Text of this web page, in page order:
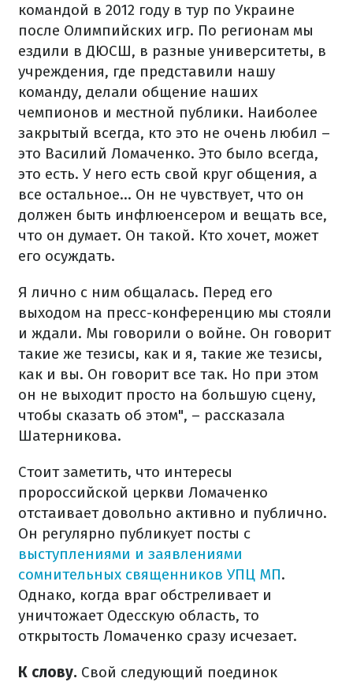
командой в 2012 году в тур по Украине
после Олимпийских игр. По регионам мы
ездили в ДЮСШ, в разные университеты, в
учреждения, где представили нашу
команду, делали общение наших
чемпионов и местной публики. Наиболее
закрытый всегда, кто это не очень любил –
это Василий Ломаченко. Это было всегда,
это есть. У него есть свой круг общения, а
все остальное... Он не чувствует, что он
должен быть инфлюенсером и вещать все,
что он думает. Он такой. Кто хочет, может
его осуждать.
Я лично с ним общалась. Перед его
выходом на пресс-конференцию мы стояли
и ждали. Мы говорили о войне. Он говорит
такие же тезисы, как и я, такие же тезисы,
как и вы. Он говорит все так. Но при этом
он не выходит просто на большую сцену,
чтобы сказать об этом", – рассказала
Шатерникова.
Стоит заметить, что интересы
пророссийской церкви Ломаченко
отстаивает довольно активно и публично.
Он регулярно публикует посты с
выступлениями и заявлениями
сомнительных священников УПЦ МП.
Однако, когда враг обстреливает и
уничтожает Одесскую область, то
открытость Ломаченко сразу исчезает.
К слову. Свой следующий поединок